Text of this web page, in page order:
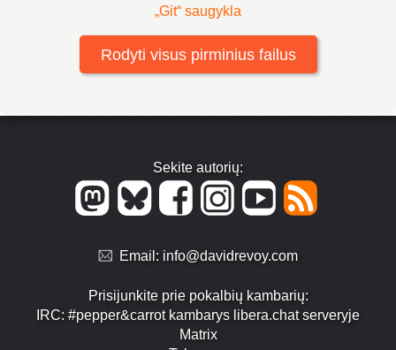
„Git“ saugykla
Rodyti visus pirminius failus
Sekite autorių:
Email: info@davidrevoy.com
Prisijunkite prie pokalbių kambarių:
IRC: #pepper&carrot kambarys libera.chat serveryje
Matrix